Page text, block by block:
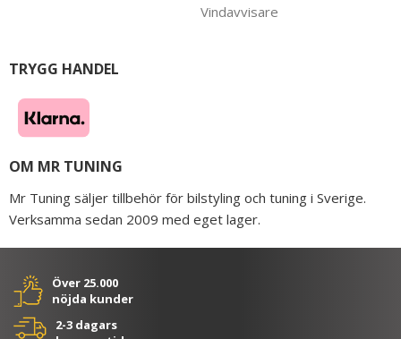
Vindavvisare
TRYGG HANDEL
OM MR TUNING
Mr Tuning säljer tillbehör för bilstyling och tuning i Sverige.
Verksamma sedan 2009 med eget lager.
Över 25.000
nöjda kunder
2-3 dagars